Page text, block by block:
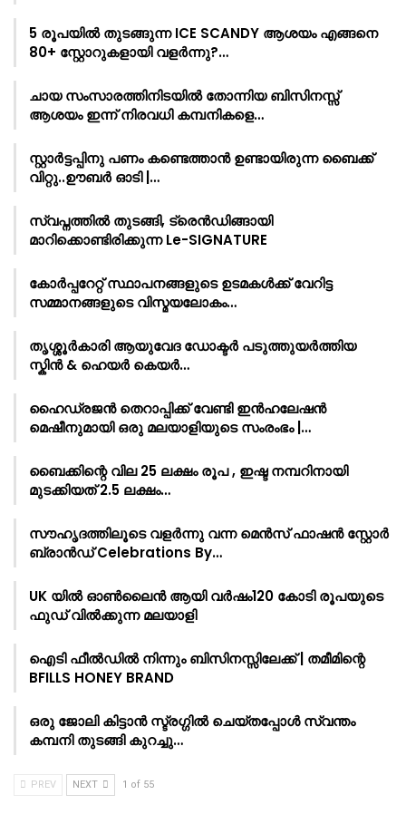
5 രൂപയിൽ തുടങ്ങുന്ന ICE SCANDY ആശയം എങ്ങനെ
80+ സ്റ്റോറുകളായി വളർന്നു?…
ചായ സംസാരത്തിനിടയിൽ തോന്നിയ ബിസിനസ്സ്
ആശയം ഇന്ന് നിരവധി കമ്പനികളെ…
സ്റ്റാർട്ടപ്പിനു പണം കണ്ടെത്താൻ ഉണ്ടായിരുന്ന ബൈക്ക്
വിറ്റു..ഊബർ ഓടി |…
സ്വപ്നത്തിൽ തുടങ്ങി, ട്രെൻഡിങ്ങായി
മാറിക്കൊണ്ടിരിക്കുന്ന Le-SIGNATURE
കോർപ്പറേറ്റ് സ്ഥാപനങ്ങളുടെ ഉടമകൾക്ക് വേറിട്ട
സമ്മാനങ്ങളുടെ വിസ്മയലോകം…
തൃശ്ശൂർകാരി ആയുവേദ ഡോക്ടർ പടുത്തുയർത്തിയ
സ്കിൻ & ഹെയർ കെയർ…
ഹൈഡ്രജൻ തെറാപ്പിക്ക് വേണ്ടി ഇൻഹലേഷൻ
മെഷീനുമായി ഒരു മലയാളിയുടെ സംരംഭം |…
ബൈക്കിന്റെ വില 25 ലക്ഷം രൂപ , ഇഷ്ട നമ്പറിനായി
മുടക്കിയത് 2.5 ലക്ഷം…
സൗഹൃദത്തിലൂടെ വളർന്നു വന്ന മെൻസ് ഫാഷൻ സ്റ്റോർ
ബ്രാൻഡ് Celebrations By…
UK യിൽ ഓൺലൈൻ ആയി വർഷം120 കോടി രൂപയുടെ
ഫുഡ് വിൽക്കുന്ന മലയാളി
ഐടി ഫീൽഡിൽ നിന്നും ബിസിനസ്സിലേക്ക് | തമീമിന്റെ
BFILLS HONEY BRAND
ഒരു ജോലി കിട്ടാൻ സ്ട്രഗ്ഗിൽ ചെയ്തപ്പോൾ സ്വന്തം
കമ്പനി തുടങ്ങി കുറച്ചു…
PREV NEXT 1 of 55